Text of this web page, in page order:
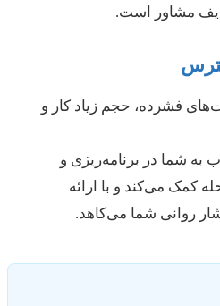
مشاور است.
فشرده، حجم زیاد کار و
در برنامه‌ریزی و
می‌کند و با ارائه
شما می‌کاهد.